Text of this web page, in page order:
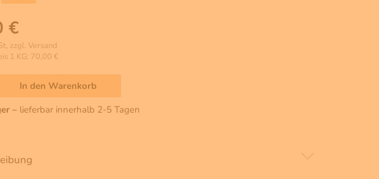
€
zzgl. Versand
1 KG: 70,00 €
In den Warenkorb
– lieferbar innerhalb 2-5 Tagen